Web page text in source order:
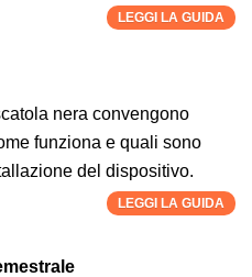
LEGGI LA GUIDA
nera convengono
funziona e quali sono
del dispositivo.
LEGGI LA GUIDA